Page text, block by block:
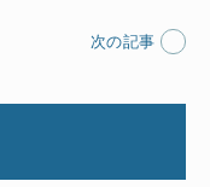
次の記事